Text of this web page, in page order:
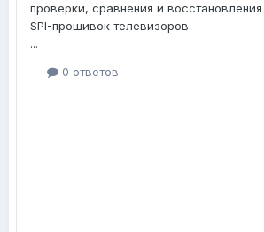
проверки, сравнения и восстановления
SPI-прошивок телевизоров.
...
0 ответов